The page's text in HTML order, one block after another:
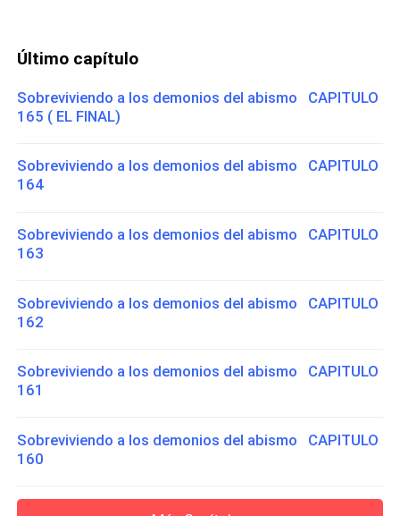
Último capítulo
Sobreviviendo a los demonios del abismo CAPITULO
165 ( EL FINAL)
Sobreviviendo a los demonios del abismo CAPITULO
164
Sobreviviendo a los demonios del abismo CAPITULO
163
Sobreviviendo a los demonios del abismo CAPITULO
162
Sobreviviendo a los demonios del abismo CAPITULO
161
Sobreviviendo a los demonios del abismo CAPITULO
160